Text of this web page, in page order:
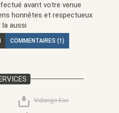
avant votre venue
honnêtes et respectueux
la aussi
COMMENTAIRES (1)
Vidange Eau